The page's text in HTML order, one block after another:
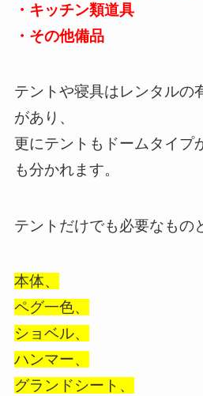
・キッチン類道具
・その他備品
テントや寝具はレンタルの
があり、
更にテントもドームタイプ
も分かれます。
テントだけでも必要なもの
本体、
ペグ一色、
ショベル、
ハンマー、
グランドシート、